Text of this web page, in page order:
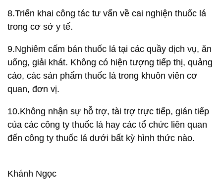
8.Triển khai công tác tư vấn về cai nghiện thuốc lá
trong cơ sở y tế.
9.Nghiêm cấm bán thuốc lá tại các quầy dịch vụ, ăn
uống, giải khát. Không có hiện tượng tiếp thị, quảng
cáo, các sản phẩm thuốc lá trong khuôn viên cơ
quan, đơn vị.
10.Không nhận sự hỗ trợ, tài trợ trực tiếp, gián tiếp
của các công ty thuốc lá hay các tổ chức liên quan
đến công ty thuốc lá dưới bất kỳ hình thức nào.
Khánh Ngọc